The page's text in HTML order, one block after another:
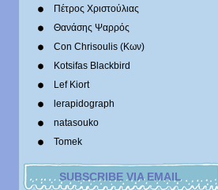
Πέτρος Χριστούλιας
Θανάσης Ψαρρός
Con Chrisoulis (Κων)
Kotsifas Blackbird
Lef Kiort
lerapidograph
natasouko
Tomek
SUBSCRIBE VIA EMAIL